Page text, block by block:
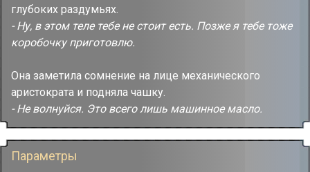
глубоких раздумьях.
- Ну, в этом теле тебе не стоит есть. Позже я тебе тоже
коробочку приготовлю.
Она заметила сомнение на лице механического
аристократа и подняла чашку.
- Не волнуйся. Это всего лишь машинное масло.
Параметры